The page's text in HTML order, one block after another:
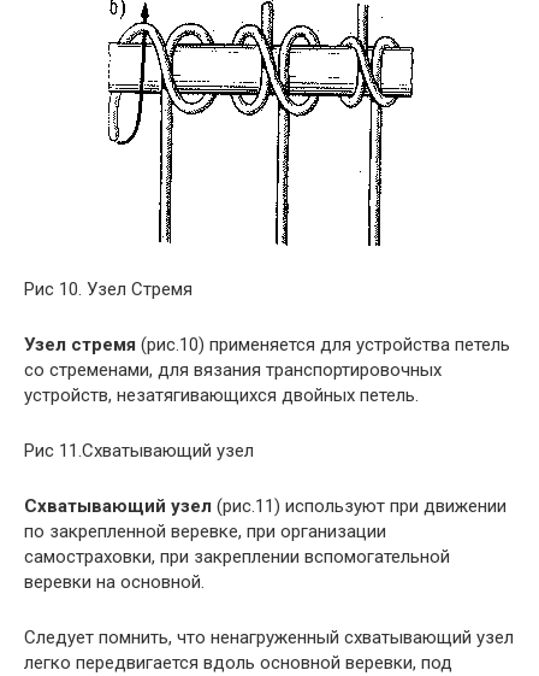
Рис 10. Узел Стремя
Узел стремя (рис.10) применяется для устройства петель
со стременами, для вязания транспортировочных
устройств, незатягивающихся двойных петель.
Рис 11.Схватывающий узел
Схватывающий узел (рис.11) используют при движении
по закрепленной веревке, при организации
самостраховки, при закреплении вспомогательной
веревки на основной.
Следует помнить, что ненагруженный схватывающий узел
легко передвигается вдоль основной веревки, под